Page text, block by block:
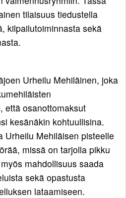
tilaisuus tiedustella
kilpailutoiminnasta sekä
Urheilu Mehiläinen, joka
että osanottomaksut
kesänäkin kohtuullisina.
Urheilu Mehiläisen pisteelle
missä on tarjolla pikku
mahdollisuus saada
sekä opastusta
lataamiseen.